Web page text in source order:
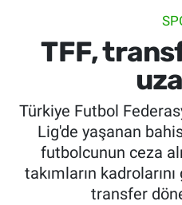
TFF,
Türkiye Futbol
Lig'de yaşanan
futbolcunun ceza
takımların
transfer
SAĞLIK